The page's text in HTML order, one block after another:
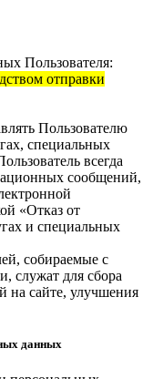
Пользователя:
отправки
Пользователю
специальных
всегда
сообщений,
«Отказ от
и специальных
собираемые с
служат для сбора
на сайте, улучшения
данных